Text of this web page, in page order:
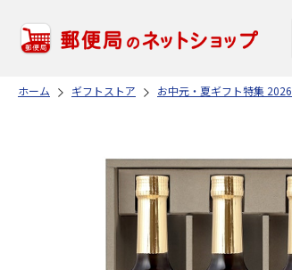
ホーム ギフトストア お中元・夏ギフト特集 2026